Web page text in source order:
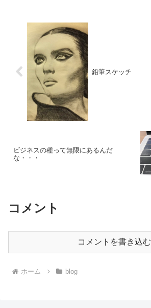
鉛筆スケッチ
ビジネスの種って無限にあるんだ
な・・・
コメント
コメントを書き込む
ホーム blog